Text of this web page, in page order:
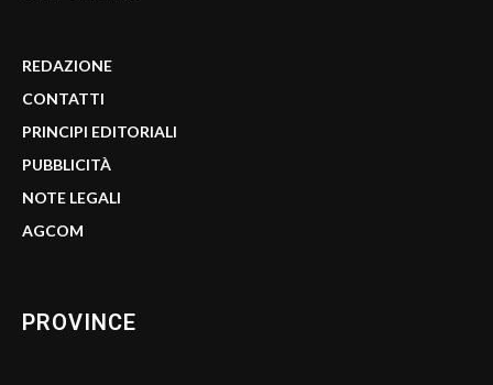
REDAZIONE
CONTATTI
PRINCIPI EDITORIALI
PUBBLICITÀ
NOTE LEGALI
AGCOM
PROVINCE